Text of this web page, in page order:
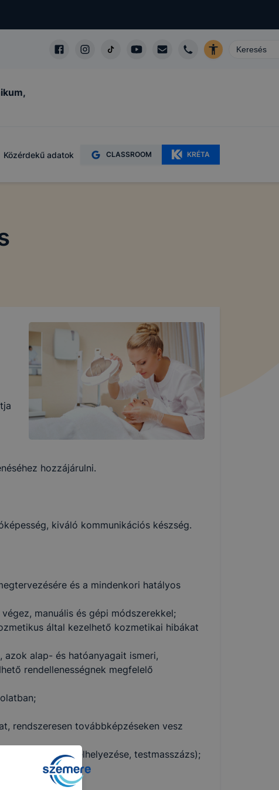
Közérdekű adatok CLASSROOM KRÉTA
hozzájárulni.
kiváló kommunikációs készség.
és a mindenkori hatályos
manuális és gépi módszerekkel;
által kezelhető kozmetikai hibákat
alap- és hatóanyagait ismeri,
rendellenességnek megfelelő
rendszeresen továbbképzéseken vesz
pakolások felhelyezése, testmasszázs);